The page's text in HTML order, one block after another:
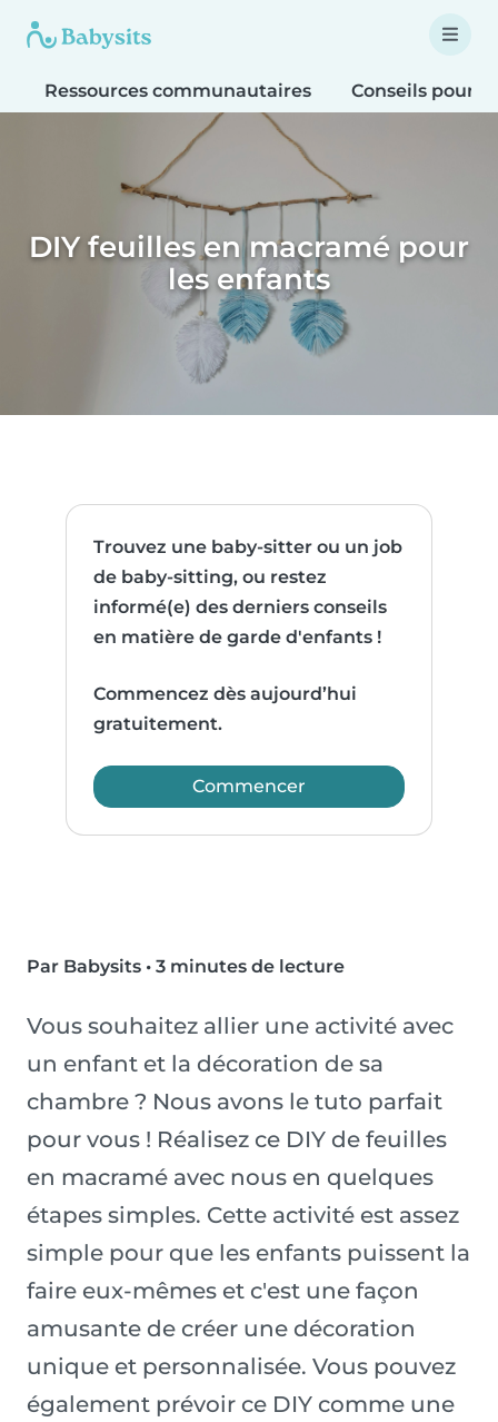
Ressources communautaires Conseils pour
DIY feuilles en macramé pour
les enfants
Trouvez une baby-sitter ou un job
de baby-sitting, ou restez
informé(e) des derniers conseils
en matière de garde d'enfants !
Commencez dès aujourd’hui
gratuitement.
Commencer
Par Babysits • 3 minutes de lecture
Vous souhaitez allier une activité avec
un enfant et la décoration de sa
chambre ? Nous avons le tuto parfait
pour vous ! Réalisez ce DIY de feuilles
en macramé avec nous en quelques
étapes simples. Cette activité est assez
simple pour que les enfants puissent la
faire eux-mêmes et c'est une façon
amusante de créer une décoration
unique et personnalisée. Vous pouvez
également prévoir ce DIY comme une